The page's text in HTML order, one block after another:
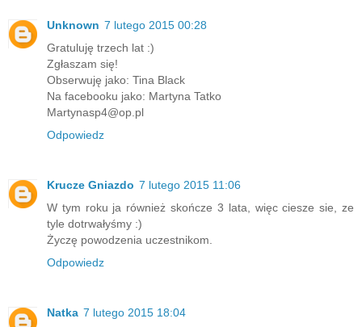
Unknown 7 lutego 2015 00:28
Gratuluję trzech lat :)
Zgłaszam się!
Obserwuję jako: Tina Black
Na facebooku jako: Martyna Tatko
Martynasp4@op.pl
Odpowiedz
Krucze Gniazdo 7 lutego 2015 11:06
W tym roku ja również skończe 3 lata, więc ciesze sie, ze
tyle dotrwałyśmy :)
Życzę powodzenia uczestnikom.
Odpowiedz
Natka 7 lutego 2015 18:04